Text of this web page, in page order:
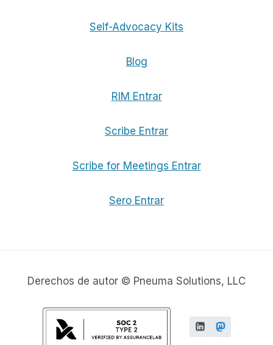
Self-Advocacy Kits
Blog
RIM Entrar
Scribe Entrar
Scribe for Meetings Entrar
Sero Entrar
Derechos de autor © Pneuma Solutions, LLC